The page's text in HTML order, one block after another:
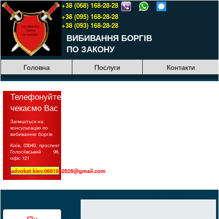
+38 (068) 168-28-28
+38 (095) 168-28-28
+38 (093) 168-28-28
ВИБИВАННЯ БОРГІВ
ПО ЗАКОНУ
Головна Послуги Контакти
Телефонуйте,
чекаємо Вас
Запишіться на
консультацію по
вибиванню боргів
Київ, 03040, проспект
Голосіївський 96,
офіс 121
advokat.kiev.0681682828@gmail.com
>